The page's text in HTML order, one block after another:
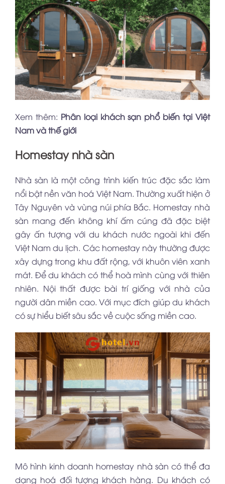
Xem thêm: Phân loại khách sạn phổ biến tại Việt
Nam và thế giới
Homestay nhà sàn
Nhà sàn là một công trình kiến trúc đặc sắc làm
nổi bật nền văn hoá Việt Nam. Thường xuất hiện ở
Tây Nguyên và vùng núi phía Bắc. Homestay nhà
sàn mang đến không khí ấm cúng đã đặc biệt
gây ấn tượng với du khách nước ngoài khi đến
Việt Nam du lịch. Các homestay này thường được
xây dựng trong khu đất rộng, với khuôn viên xanh
mát. Để du khách có thể hoà mình cùng với thiên
nhiên. Nội thất được bài trí giống với nhà của
người dân miền cao. Với mục đích giúp du khách
có sự hiểu biết sâu sắc về cuộc sống miền cao.
Mô hình kinh doanh homestay nhà sàn có thể đa
dạng hoá đối tượng khách hàng. Du khách có